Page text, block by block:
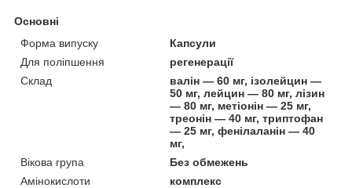
Основні
Форма випуску
Капсули
Для поліпшення
регенерації
Склад
валін — 60 мг, ізолейцин —
50 мг, лейцин — 80 мг, лізин
— 80 мг, метіонін — 25 мг,
треонін — 40 мг, триптофан
— 25 мг, фенілаланін — 40
мг,
Вікова група
Без обмежень
Амінокислоти
комплекс